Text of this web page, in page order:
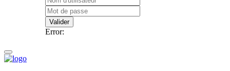
Valider
Error: